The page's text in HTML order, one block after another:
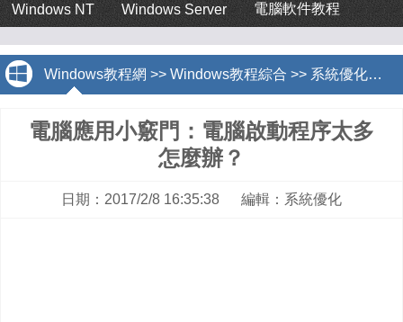
Windows NT
Windows Server 電腦軟件教程
Windows教程網 >> Windows教程綜合 >> 系統優化>>
電腦應用小竅門：電腦啟動程序太多
怎麼辦？
日期：2017/2/8 16:35:38 編輯：系統優化